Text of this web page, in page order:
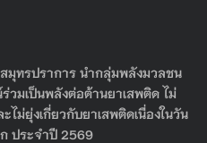
มุทรปราการ นำกลุ่มพลังมวลชน
วมเป็นพลังต่อต้านยาเสพติด ไม่
ไม่ยุ่งเกี่ยวกับยาเสพติดเนื่องในวัน
ประจำปี 2569